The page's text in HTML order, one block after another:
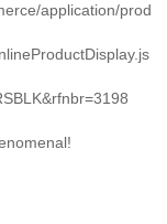
application/prod